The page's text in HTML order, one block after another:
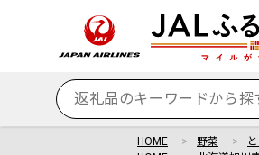
HOME 野菜